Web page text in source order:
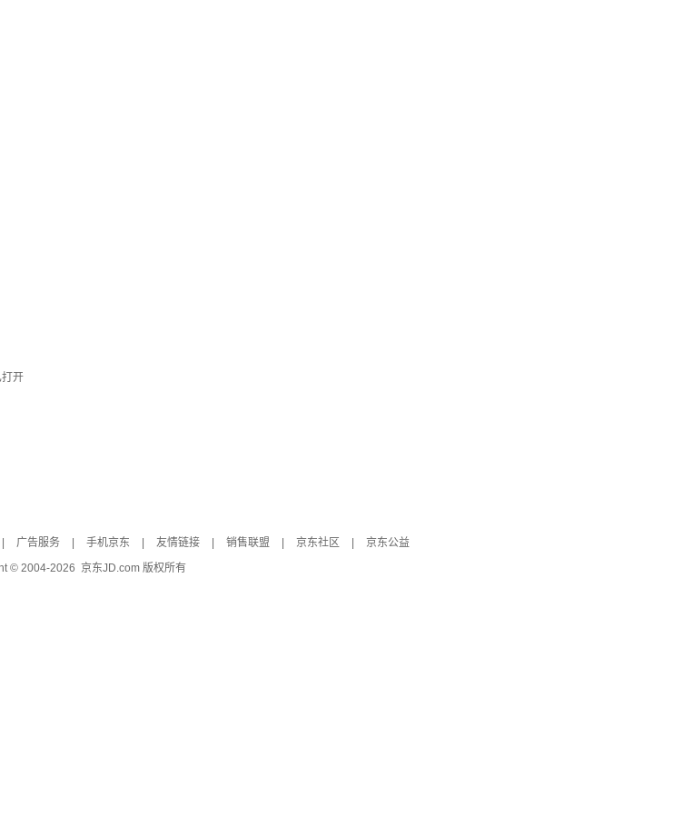
开
广告服务 手机京东 友情链接 销售联盟 京东社区
京东公益
© 2004-2026 京东JD.com 版权所有